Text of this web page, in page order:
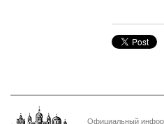
Официальный